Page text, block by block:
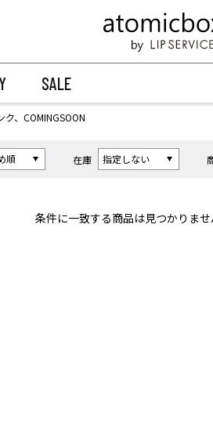
方法（代金引換）変更に関するお知らせ
SALE
ク、COMINGSOON
在庫
条件に一致する商品は見つかりま